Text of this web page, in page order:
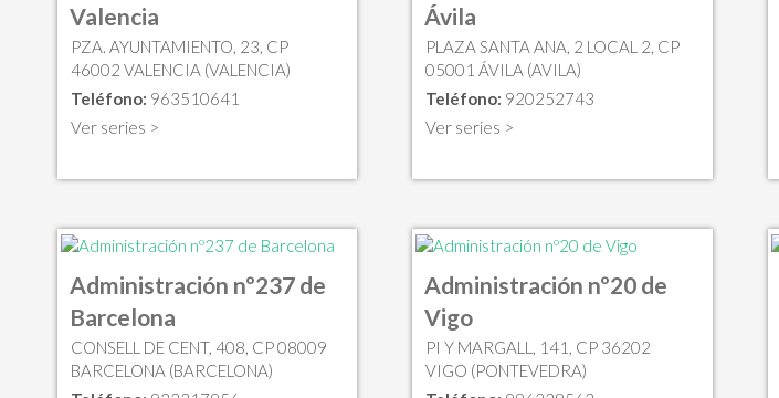
Valencia
PZA. AYUNTAMIENTO, 23, CP
46002 VALENCIA (VALENCIA)
Teléfono: 963510641
Ver series >
Ávila
PLAZA SANTA ANA, 2 LOCAL 2, CP
05001 ÁVILA (AVILA)
Teléfono: 920252743
Ver series >
Administración nº237 de
Barcelona
CONSELL DE CENT, 408, CP 08009
BARCELONA (BARCELONA)
Administración nº20 de
Vigo
PI Y MARGALL, 141, CP 36202
VIGO (PONTEVEDRA)